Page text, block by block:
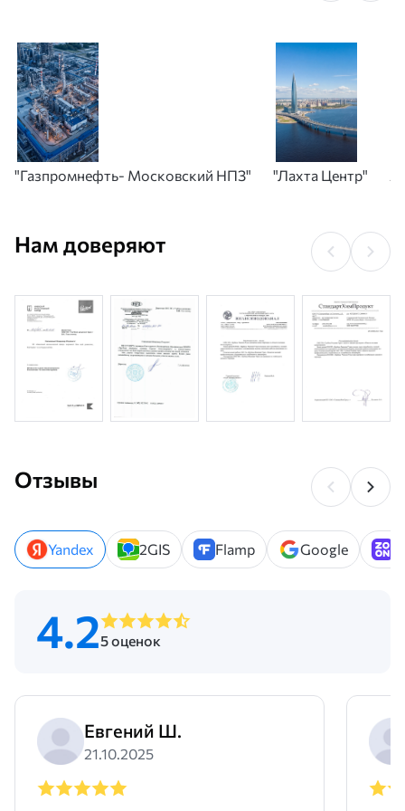
фильтрации, а также в производстве полимеров и в других
"Газпромнефть- Московский НПЗ" "Лахта Центр"
Нам доверяют
Отзывы
Yandex 2GIS Flamp Google
4.25 оценок
Евгений Ш.
21.10.2025